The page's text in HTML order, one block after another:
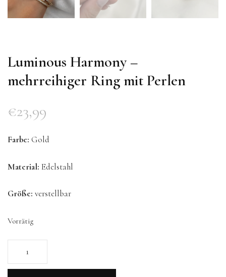
Luminous Harmony –
mehrreihiger Ring mit Perlen
€23,99
Farbe: Gold
Material: Edelstahl
Größe: verstellbar
Vorrätig